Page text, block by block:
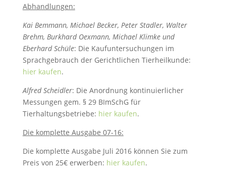
Abhandlungen:
Kai Bemmann, Michael Becker, Peter Stadler, Walter
Brehm, Burkhard Oexmann, Michael Klimke und
Eberhard Schüle: Die Kaufuntersuchungen im
Sprachgebrauch der Gerichtlichen Tierheilkunde:
hier kaufen.
Alfred Scheidler: Die Anordnung kontinuierlicher
Messungen gem. § 29 BImSchG für
Tierhaltungsbetriebe: hier kaufen.
Die komplette Ausgabe 07-16:
Die komplette Ausgabe Juli 2016 können Sie zum
Preis von 25€ erwerben: hier kaufen.